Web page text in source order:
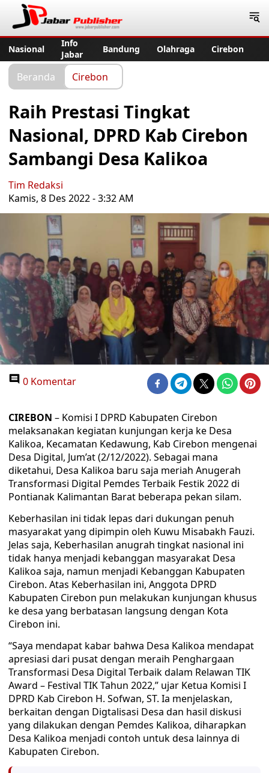
Nasional
Info
Jabar
Bandung Olahraga Cirebon
Beranda Cirebon
Raih Prestasi Tingkat
Nasional, DPRD Kab Cirebon
Sambangi Desa Kalikoa
Tim Redaksi
Kamis, 8 Des 2022 - 3:32 AM
0 Komentar
CIREBON – Komisi I DPRD Kabupaten Cirebon
melaksanakan kegiatan kunjungan kerja ke Desa
Kalikoa, Kecamatan Kedawung, Kab Cirebon mengenai
Desa Digital, Jum’at (2/12/2022). Sebagai mana
diketahui, Desa Kalikoa baru saja meriah Anugerah
Transformasi Digital Pemdes Terbaik Festik 2022 di
Pontianak Kalimantan Barat beberapa pekan silam.
Keberhasilan ini tidak lepas dari dukungan penuh
masyarakat yang dipimpin oleh Kuwu Misabakh Fauzi.
Jelas saja, Keberhasilan anugrah tingkat nasional ini
tidak hanya menjadi kebanggan masyarakat Desa
Kalikoa saja, namun menjadi Kebanggan Kabupaten
Cirebon. Atas Keberhasilan ini, Anggota DPRD
Kabupaten Cirebon pun melakukan kunjungan khusus
ke desa yang berbatasan langsung dengan Kota
Cirebon ini.
“Saya mendapat kabar bahwa Desa Kalikoa mendapat
apresiasi dari pusat dengan meraih Penghargaan
Transformasi Desa Digital Terbaik dalam Relawan TIK
Award – Festival TIK Tahun 2022,” ujar Ketua Komisi I
DPRD Kab Cirebon H. Sofwan, ST. Ia menjelaskan,
berkaitan dengan Digtalisasi Desa dan hasil diskusi
yang dilakukan dengan Pemdes Kalikoa, diharapkan
Desa Kalikoa menjadi contoh untuk desa lainnya di
Kabupaten Cirebon.